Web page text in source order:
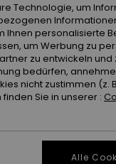
Farbe
Technologie, um
personalisierte
um Werbung zu
zu entwickeln und
bedürfen,
nicht zustimmen (z.
Sie in unserer :
Alle